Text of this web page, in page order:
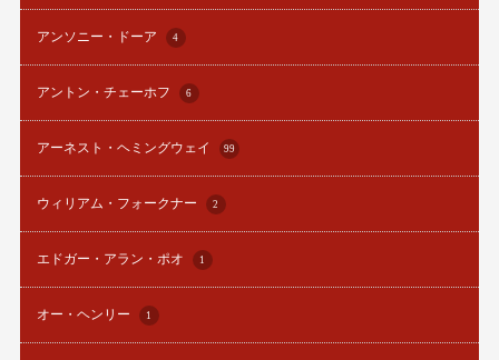
アンソニー・ドーア 4
アントン・チェーホフ 6
アーネスト・ヘミングウェイ 99
ウィリアム・フォークナー 2
エドガー・アラン・ポオ 1
オー・ヘンリー 1